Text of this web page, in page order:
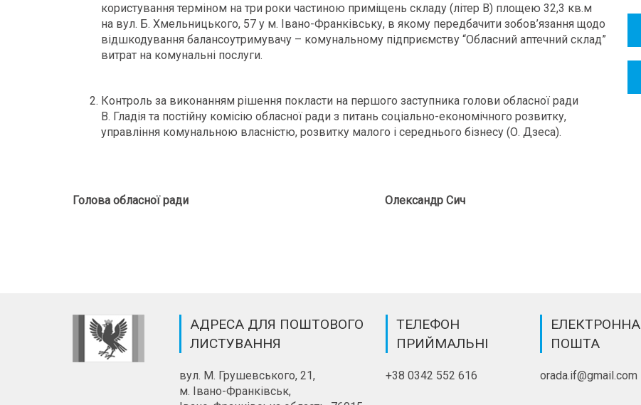
користування терміном на три роки частиною приміщень складу (літер В) площею 32,3 кв.м
на вул. Б. Хмельницького, 57 у м. Івано-Франківську, в якому передбачити зобов’язання щодо
відшкодування балансоутримувачу – комунальному підприємству “Обласний аптечний склад”
витрат на комунальні послуги.
Контроль за виконанням рішення покласти на першого заступника голови обласної ради
В. Гладія та постійну комісію обласної ради з питань соціально-економічного розвитку,
управління комунальною власністю, розвитку малого і середнього бізнесу (О. Дзеса).
Голова обласної ради Олександр Сич
АДРЕСА ДЛЯ ПОШТОВОГО
ЛИСТУВАННЯ
вул. М. Грушевського, 21,
м. Івано-Франківськ,
ТЕЛЕФОН
ПРИЙМАЛЬНІ
+38 0342 552 616
ЕЛЕКТРОННА
ПОШТА
orada.if@gmail.com